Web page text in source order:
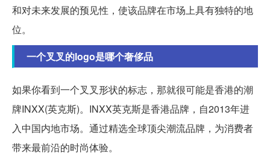
和对未来发展的预见性，使该品牌在市场上具有独特的地
位。
一个叉叉的logo是哪个奢侈品
如果你看到一个叉叉形状的标志，那就很可能是香港的潮
牌INXX(英克斯)。INXX英克斯是香港品牌，自2013年进
入中国内地市场。通过精选全球顶尖潮流品牌，为消费者
带来最前沿的时尚体验。